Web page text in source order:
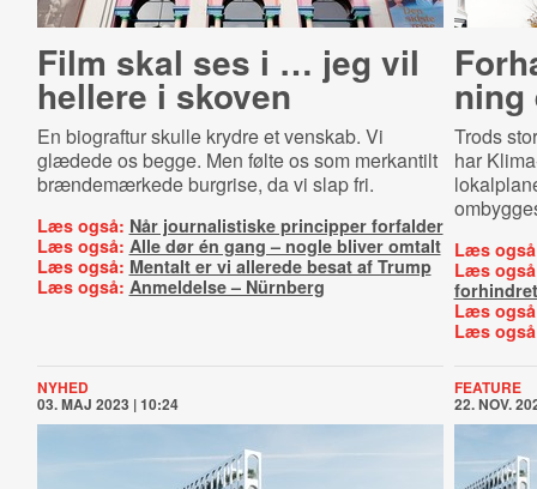
Film skal ses i … jeg vil
hellere i skoven
En biograftur skulle krydre et venskab. Vi
glædede os begge. Men følte os som merkantilt
brændemærkede burgrise, da vi slap fri.
Læs også: Når journalistiske principper forfalder
Læs også: Alle dør én gang – nogle bliver omtalt
Læs også: Mentalt er vi allerede besat af Trump
Læs også: Anmeldelse – Nürnberg
ning
Trods
har
Læs
Læs
forhindret
Læs
Læs
NYHED
03. MAJ 2023 | 10:24
FEATURE
22. NOV.